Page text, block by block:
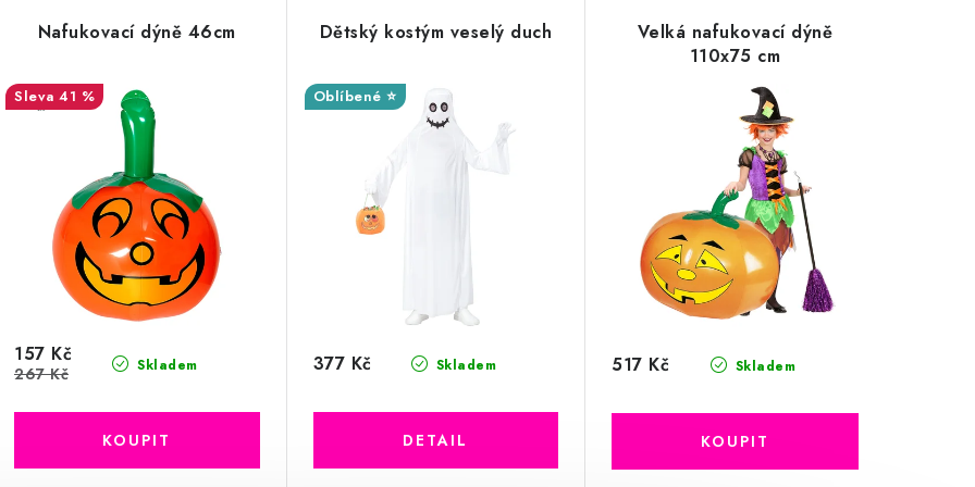
Nafukovací dýně 46cm
41 %
Skladem
157 Kč
267 Kč
Dětský kostým veselý duch
Oblíbené ⭐
Skladem
377 Kč
Velká nafukovací dýně
110x75 cm
Skladem
517 Kč